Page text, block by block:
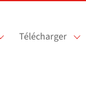
Télécharger